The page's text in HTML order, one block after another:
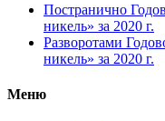
Постранично
никель» за 2020 г.
Разворотами
никель» за 2020 г.
Меню